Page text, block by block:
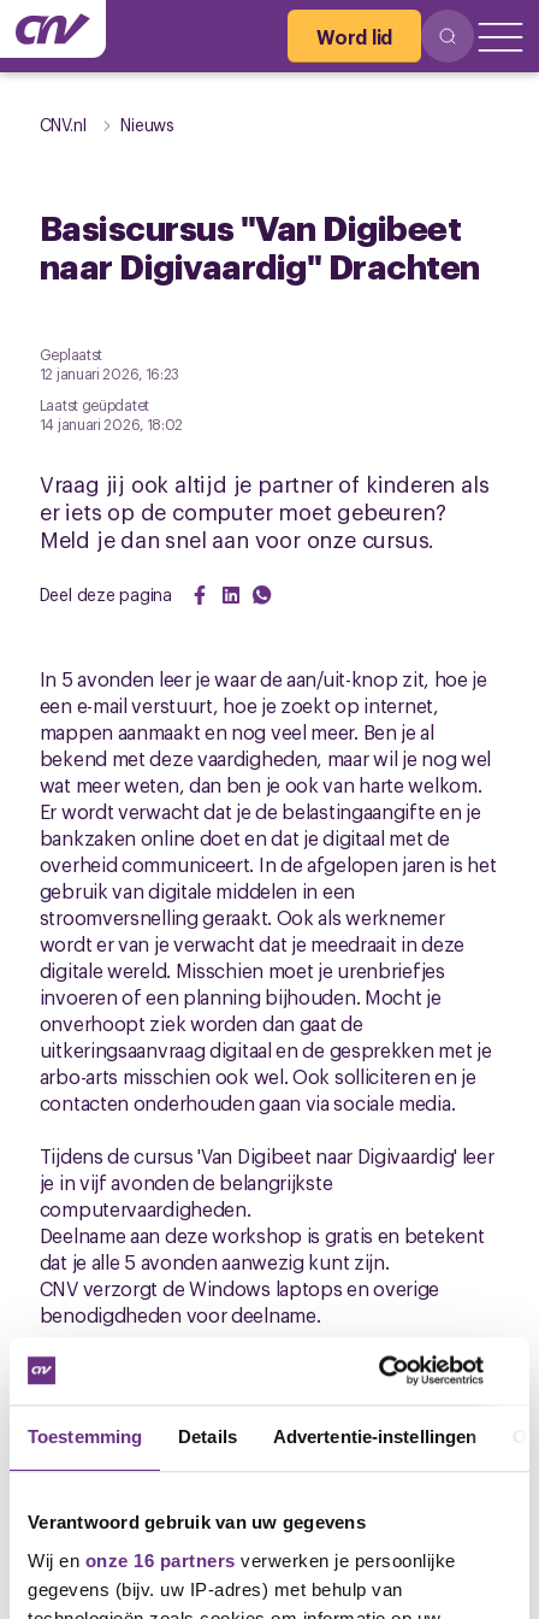
Toestemming Details Advertentie-instellingen
Verantwoord gebruik van uw gegevens
Wij en onze 16 partners verwerken je persoonlijke
gegevens (bijv. uw IP-adres) met behulp van
Word lid
CNV.nl Nieuws
Basiscursus "Van Digibeet
naar Digivaardig" Drachten
Geplaatst
12 januari 2026, 16:23
Laatst geüpdatet
14 januari 2026, 18:02
Vraag jij ook altijd je partner of kinderen als
er iets op de computer moet gebeuren?
Meld je dan snel aan voor onze cursus.
Deel deze pagina
In 5 avonden leer je waar de aan/uit-knop zit, hoe je
een e-mail verstuurt, hoe je zoekt op internet,
mappen aanmaakt en nog veel meer. Ben je al
bekend met deze vaardigheden, maar wil je nog wel
wat meer weten, dan ben je ook van harte welkom.
Er wordt verwacht dat je de belastingaangifte en je
bankzaken online doet en dat je digitaal met de
overheid communiceert. In de afgelopen jaren is het
gebruik van digitale middelen in een
stroomversnelling geraakt. Ook als werknemer
wordt er van je verwacht dat je meedraait in deze
digitale wereld. Misschien moet je urenbriefjes
invoeren of een planning bijhouden. Mocht je
onverhoopt ziek worden dan gaat de
uitkeringsaanvraag digitaal en de gesprekken met je
arbo-arts misschien ook wel. Ook solliciteren en je
contacten onderhouden gaan via sociale media.
Tijdens de cursus 'Van Digibeet naar Digivaardig' leer
je in vijf avonden de belangrijkste
computervaardigheden.
Deelname aan deze workshop is gratis en betekent
dat je alle 5 avonden aanwezig kunt zijn.
CNV verzorgt de Windows laptops en overige
benodigdheden voor deelname.
Locatie: Morrapark, Morra 2, 9204 KH Drachten
(ingang Noord)
februari, 03 maart
Tijd: 19.00 - 21.00 uur
Aanmelden kan door een e-mail te sturen naar:
cnvactief@cnv.nlmet daarin jouw naam,
geboortedatum en 'cursus digivaardigheden
Drachten start 03 februari 2026'